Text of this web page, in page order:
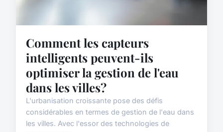
Comment les capteurs
intelligents peuvent-ils
optimiser la gestion de l'eau
dans les villes?
L'urbanisation croissante pose des défis
considérables en termes de gestion de l'eau dans
les villes. Avec l'essor des technologies de